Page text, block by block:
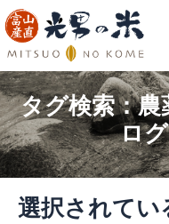
タグ検索：農
ログ
選択されてい